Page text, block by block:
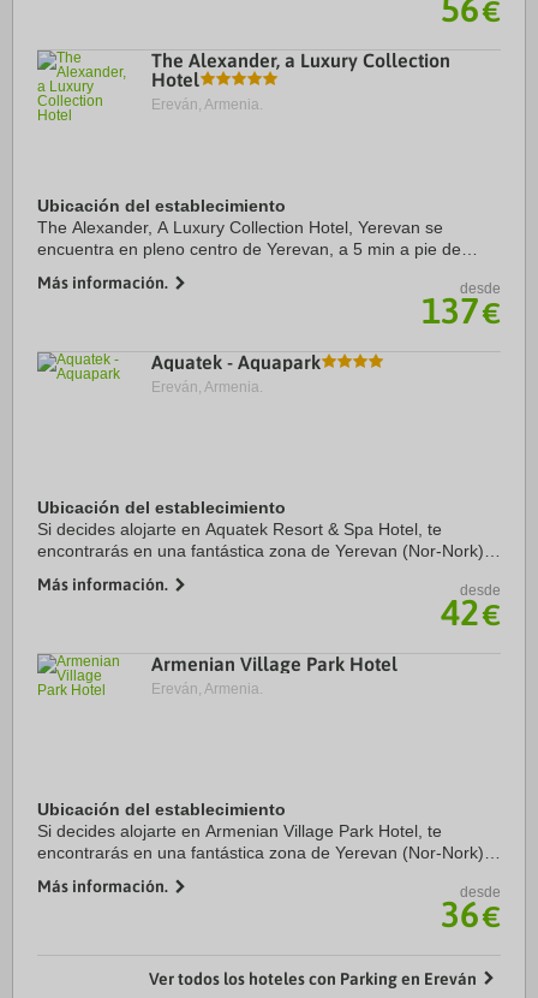
56€
The Alexander, a Luxury Collection
Hotel
Ereván, Armenia.
Ubicación del establecimiento
The Alexander, A Luxury Collection Hotel, Yerevan se
encuentra en pleno centro de Yerevan, a 5 min a pie de
República. Además, este hotel de lujo se ...
Más información. desde
137€
Aquatek - Aquapark
Ereván, Armenia.
Ubicación del establecimiento
Si decides alojarte en Aquatek Resort & Spa Hotel, te
encontrarás en una fantástica zona de Yerevan (Nor-Nork) y
República y Parque acuático Water ...
Más información. desde
42€
Armenian Village Park Hotel
Ereván, Armenia.
Ubicación del establecimiento
Si decides alojarte en Armenian Village Park Hotel, te
encontrarás en una fantástica zona de Yerevan (Nor-Nork) y
República y Parque acuático Water ...
Más información. desde
36€
Ver todos los hoteles con Parking en Ereván